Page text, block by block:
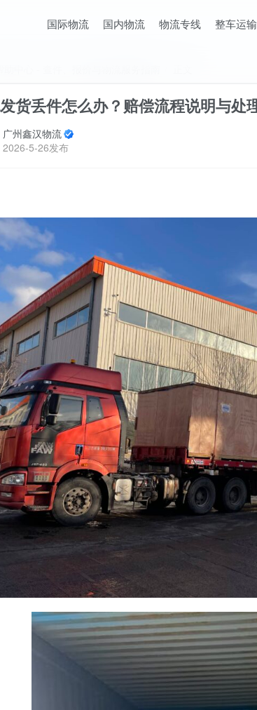
国际物流 国内物流 物流专线 整车运输
货丢件怎么办？赔偿流程说明与处
广州鑫汉物流
2026-5-26发布